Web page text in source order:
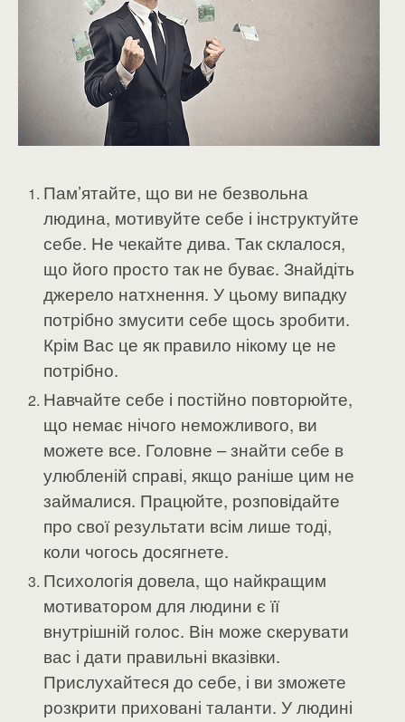
Пам’ятайте, що ви не безвольна
людина, мотивуйте себе і інструктуйте
себе. Не чекайте дива. Так склалося,
що його просто так не буває. Знайдіть
джерело натхнення. У цьому випадку
потрібно змусити себе щось зробити.
Крім Вас це як правило нікому це не
потрібно.
Навчайте себе і постійно повторюйте,
що немає нічого неможливого, ви
можете все. Головне – знайти себе в
улюбленій справі, якщо раніше цим не
займалися. Працюйте, розповідайте
про свої результати всім лише тоді,
коли чогось досягнете.
Психологія довела, що найкращим
мотиватором для людини є її
внутрішній голос. Він може скерувати
вас і дати правильні вказівки.
Прислухайтеся до себе, і ви зможете
розкрити приховані таланти. У людині